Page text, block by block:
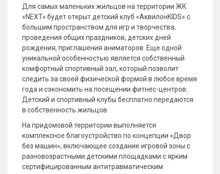
Для самых маленьких жильцов на территории ЖК
«NEXT» будет открыт детский клуб «АквилонKIDS» с
большим пространством для игр и творчества,
проведения общих праздников, детских дней
рождения, приглашения аниматоров. Еще одной
уникальной особенностью является собственный
комфортный спортивный зал, который позволит
следить за своей физической формой в любое время
года и сэкономить на посещении фитнес-центров.
Детский и спортивный клубы бесплатно передаются
в собственность жильцов.
На придомовой территории выполняется
комплексное благоустройство по концепции «Двор
без машин», включающее создание игровой зоны с
разновозрастными детскими площадками с ярким
сертифицированным антитравматическим